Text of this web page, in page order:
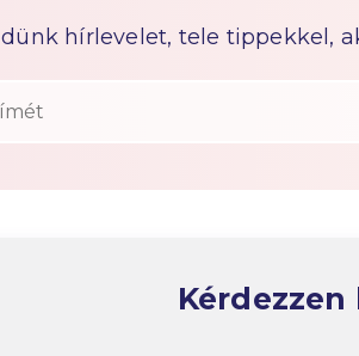
hírlevelet, tele tippekkel,